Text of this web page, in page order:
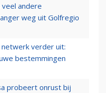
andere
weg uit Golfregio
verder uit:
bestemmingen
probeert onrust bij